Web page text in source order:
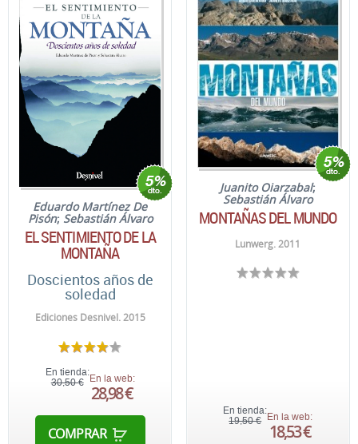
Eduardo Martínez De
Pisón; Sebastián Álvaro
EL SENTIMIENTO DE LA
MONTAÑA
Doscientos años de
soledad
Ediciones Desnivel. 2015
En tienda:
30,50 € En la web:
28,98 €
COMPRAR
Juanito Oiarzabal;
Sebastián Álvaro
MONTAÑAS DEL MUNDO
Lunwerg. 2011
En tienda:
19,50 €
En la web:
18,53 €